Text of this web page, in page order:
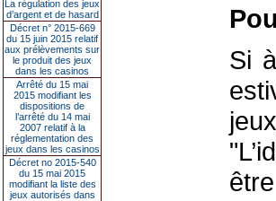
La régulation des jeux
d’argent et de hasard
Décret n° 2015-669
du 15 juin 2015 relatif
aux prélèvements sur
le produit des jeux
dans les casinos
Arrêté du 15 mai
2015 modifiant les
dispositions de
l’arrêté du 14 mai
2007 relatif à la
réglementation des
jeux dans les casinos
Décret no 2015-540
du 15 mai 2015
modifiant la liste des
jeux autorisés dans
Si